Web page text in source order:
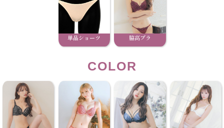
単品ショーツ 脇高ブラ
COLOR